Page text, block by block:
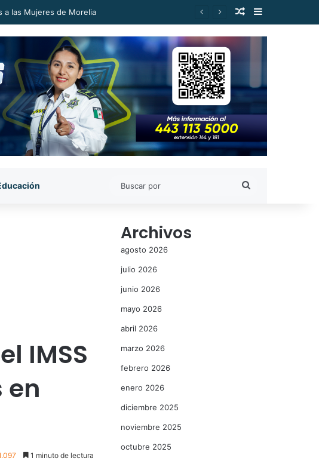
de las Audiencias: Alfonso Martínez Publicación al
Barra lateral
IMSS
en
1 minuto de lectura
Archivos
agosto 2026
julio 2026
junio 2026
mayo 2026
abril 2026
marzo 2026
febrero 2026
enero 2026
diciembre 2025
noviembre 2025
octubre 2025